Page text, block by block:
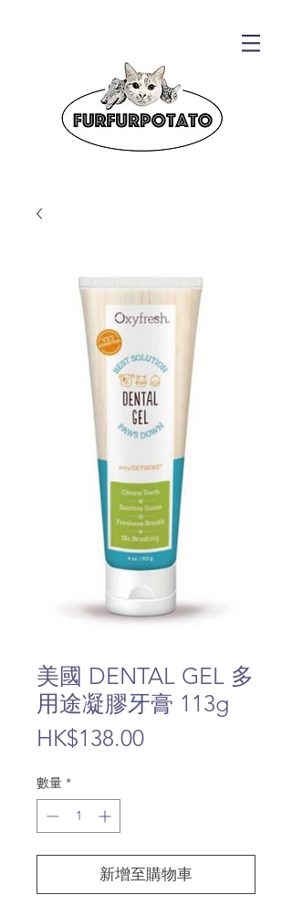
美國 DENTAL GEL 多
用途凝膠牙膏 113g
HK$138.00價
數量 *
新增至購物車